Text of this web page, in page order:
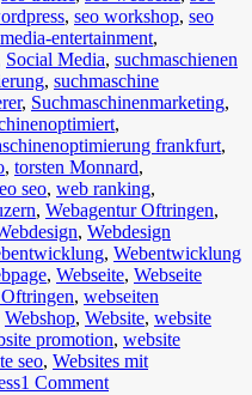
, seo workshop, seo
entertainment,
Social Media, suchmaschienen
, suchmaschine
, Suchmaschinenmarketing,
,
frankfurt,
, torsten Monnard,
seo, web ranking,
, Webagentur Oftringen,
, Webdesign
, Webentwicklung
, Webseite, Webseite
, webseiten
Webshop, Website, website
promotion, website
seo, Websites mit
1 Comment